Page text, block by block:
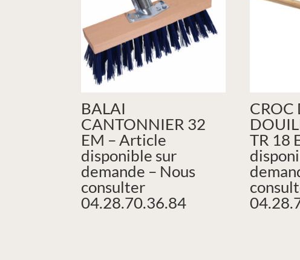
BALAI
CANTONNIER 32
EM – Article
disponible sur
demande – Nous
consulter
04.28.70.36.84
CROC
TR 18